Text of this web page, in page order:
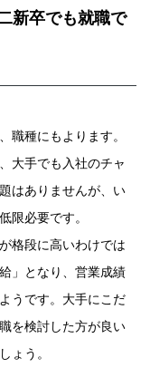
新卒でも就職で
職種にもよります。
大手でも入社のチャ
はありませんが、い
限必要です。
格段に高いわけでは
」となり、営業成績
うです。大手にこだ
を検討した方が良い
ょう。